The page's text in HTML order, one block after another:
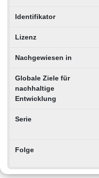
Identifikator
Lizenz
Nachgewiesen in
Globale Ziele für
nachhaltige
Entwicklung
Serie
Folge